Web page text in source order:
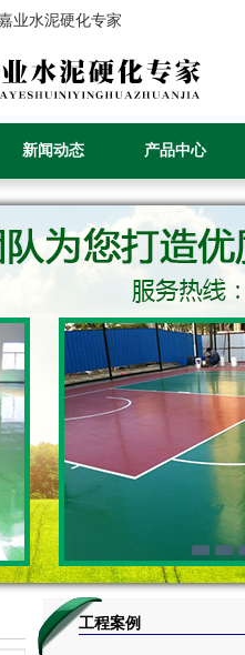
业水泥硬化专家
新闻动态 产品中心
工程案例